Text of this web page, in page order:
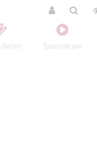
билет Трансляции